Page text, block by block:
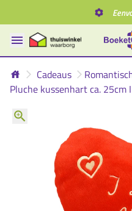
Cadeaus
Pluche kussenhart ca. 25cm